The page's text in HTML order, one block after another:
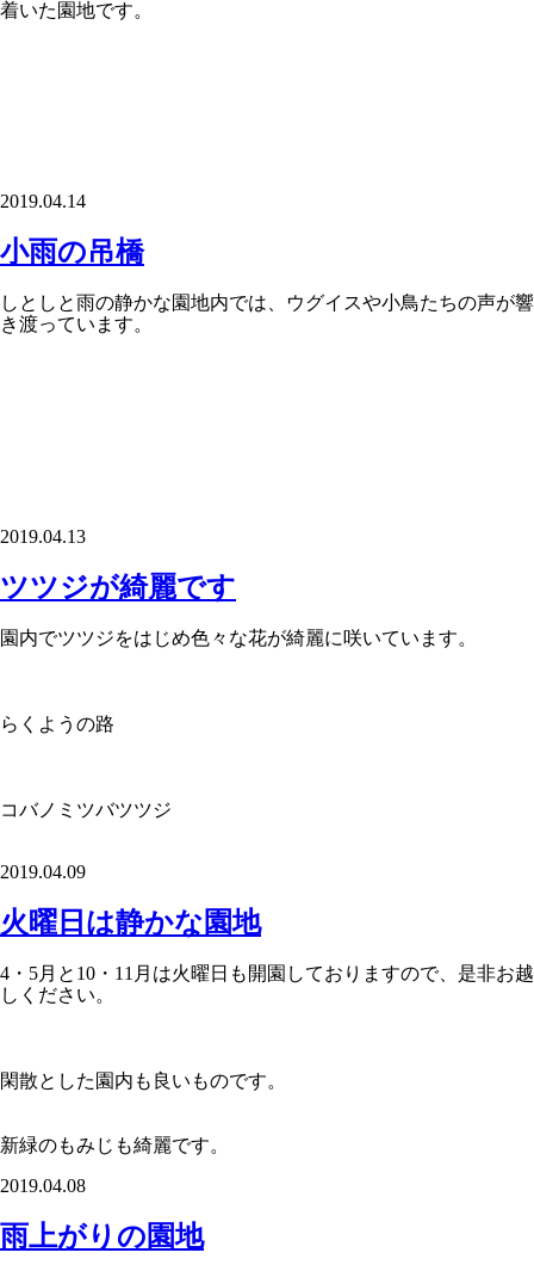
着いた園地です。
2019.04.14
小雨の吊橋
しとしと雨の静かな園地内では、ウグイスや小鳥たちの声が響
き渡っています。
2019.04.13
ツツジが綺麗です
園内でツツジをはじめ色々な花が綺麗に咲いています。
らくようの路
コバノミツバツツジ
2019.04.09
火曜日は静かな園地
4・5月と10・11月は火曜日も開園しておりますので、是非お越
しください。
閑散とした園内も良いものです。
新緑のもみじも綺麗です。
2019.04.08
雨上がりの園地